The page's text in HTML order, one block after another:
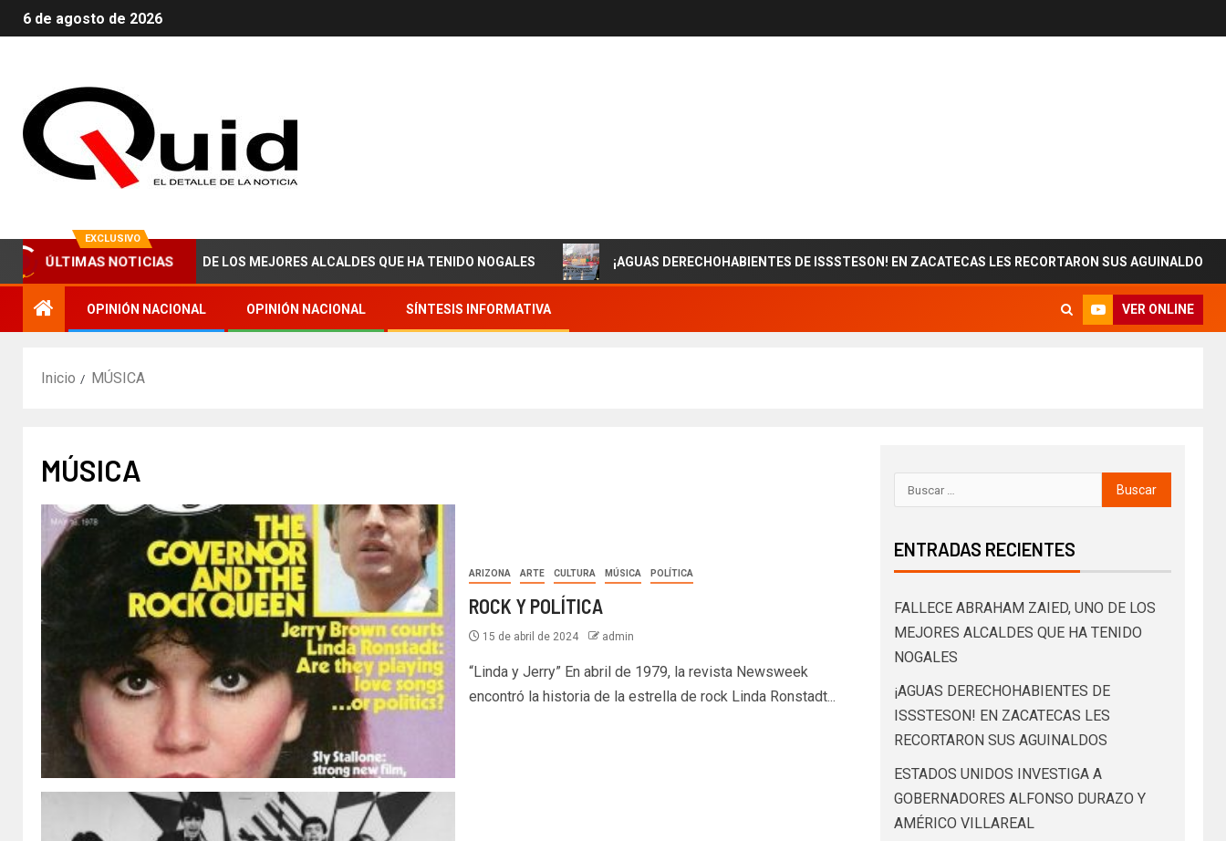
6 de agosto de 2026
EXCLUSIVO
ÚLTIMAS NOTICIAS
ABRAHAM ZAIED, UNO DE LOS MEJORES ALCALDES QUE HA TENIDO NOGALES ¡AGUAS DERECHOHABIENTES DE ISSSTESON! EN ZACATECAS LES RECORTARON SUS AGUINALDOS
OPINIÓN NACIONAL OPINIÓN NACIONAL SÍNTESIS INFORMATIVA VER ONLINE
Inicio MÚSICA
MÚSICA
ARIZONA ARTE CULTURA MÚSICA POLÍTICA
ROCK Y POLÍTICA
15 de abril de 2024 admin
“Linda y Jerry” En abril de 1979, la revista Newsweek
encontró la historia de la estrella de rock Linda Ronstadt...
ENTRADAS RECIENTES
FALLECE ABRAHAM ZAIED, UNO DE LOS
MEJORES ALCALDES QUE HA TENIDO
NOGALES
¡AGUAS DERECHOHABIENTES DE
ISSSTESON! EN ZACATECAS LES
RECORTARON SUS AGUINALDOS
ESTADOS UNIDOS INVESTIGA A
GOBERNADORES ALFONSO DURAZO Y
AMÉRICO VILLAREAL